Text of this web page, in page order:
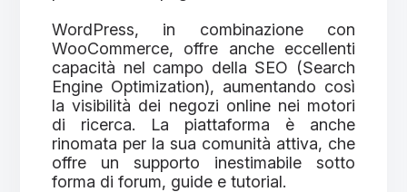
WordPress, in combinazione con
WooCommerce, offre anche eccellenti
capacità nel campo della SEO (Search
Engine Optimization), aumentando così
la visibilità dei negozi online nei motori
di ricerca. La piattaforma è anche
rinomata per la sua comunità attiva, che
offre un supporto inestimabile sotto
forma di forum, guide e tutorial.